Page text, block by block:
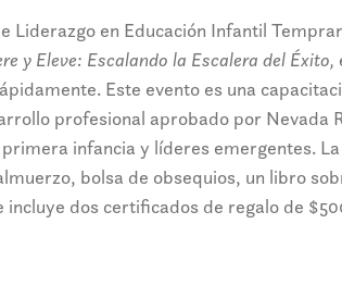
Liderazgo en Educación Infantil
y Eleve: Escalando la Escalera del Éxito,
Este evento es una
profesional aprobado por Nevada
infancia y líderes emergentes.
bolsa de obsequios, un libro
dos certificados de regalo de